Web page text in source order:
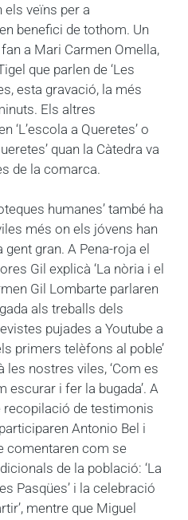
els veïns per a
benefici de tothom. Un
a Mari Carmen Omella,
que parlen de ‘Les
esta gravació, la més
Els altres
‘L’escola a Queretes’ o
quan la Càtedra va
de la comarca.
humanes’ també ha
més on els jóvens han
gran. A Pena-roja el
Gil explicà ‘La nòria i el
Gil Lombarte parlaren
als treballs dels
pujades a Youtube a
primers telèfons al poble’
les nostres viles, ‘Com es
escurar i fer la bugada’. A
recopilació de testimonis
Antonio Bel i
comentaren com se
de la població: ‘La
Pasqües’ i la celebració
mentre que Miguel